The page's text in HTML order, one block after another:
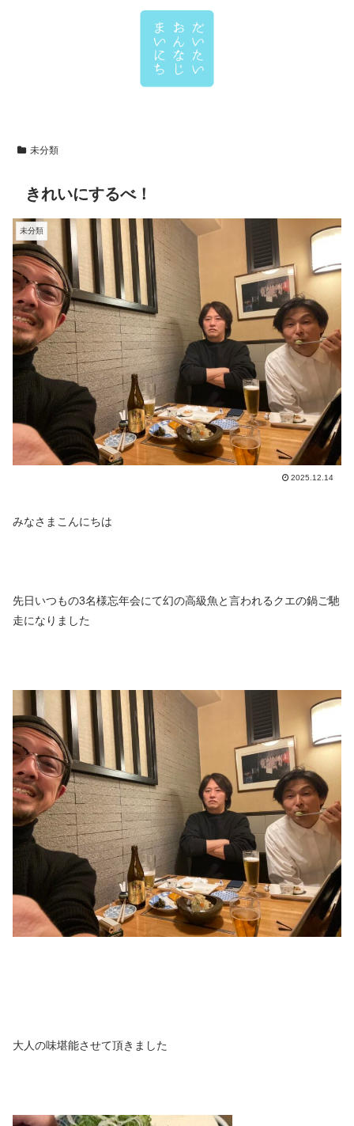
未分類
きれいにするべ！
未分類
2025.12.14
みなさまこんにちは
先日いつもの3名様忘年会にて幻の高級魚と言われるクエの鍋ご馳
走になりました
大人の味堪能させて頂きました